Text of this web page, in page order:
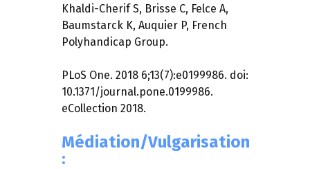
Khaldi-Cherif S, Brisse C, Felce A,
Baumstarck K, Auquier P, French
Polyhandicap Group.
PLoS One. 2018 6;13(7):e0199986. doi:
10.1371/journal.pone.0199986.
eCollection 2018.
Médiation/Vulgarisation
: